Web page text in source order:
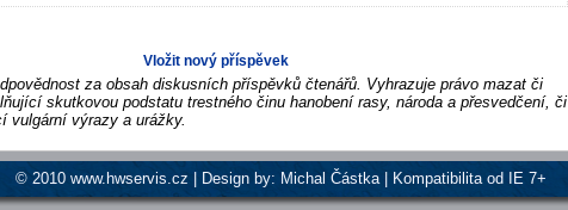
Vložit nový příspěvek
za obsah diskusních příspěvků čtenářů. Vyhrazuje právo mazat či
skutkovou podstatu trestného činu hanobení rasy, národa a přesvedčení, či
vulgární výrazy a urážky.
© 2010 www.hwservis.cz | Design by: Michal Částka | Kompatibilita od IE 7+